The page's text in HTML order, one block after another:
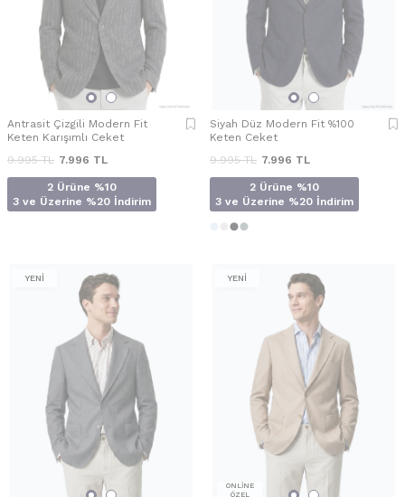
Antrasit Çizgili Modern Fit
Keten Karışımlı Ceket
9.995TL 7.996 TL
2 Ürüne %10
3 ve Üzerine %20 İndirim
Siyah Düz Modern Fit %100
Keten Ceket
9.995TL 7.996 TL
2 Ürüne %10
3 ve Üzerine %20 İndirim
YENİ YENİ
ONLİNE
ÖZEL